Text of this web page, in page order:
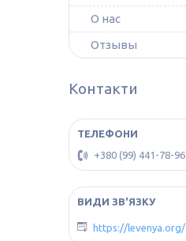
О нас
Отзывы
Контакти
+380 (99) 441-78-96
https://levenya.org/